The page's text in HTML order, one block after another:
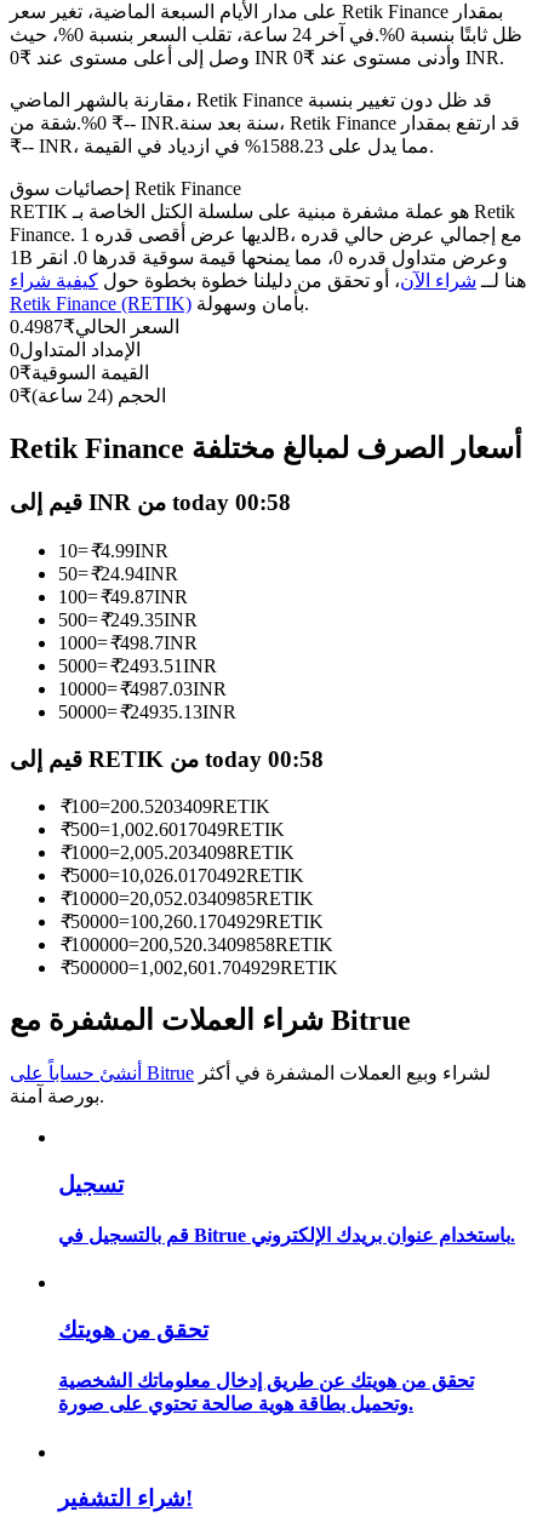
العقود الآجلة USDC
العقود الآجلة باستخدام USDC كضمان
نسخ التداول
انضم إلى أفضل المتداولين
كن متداول نسخ
استمتع بتقاسم الأرباح وعمولات نسخ التداول
معلومة
تحليل البيانات الضخمة بما في ذلك المعلومات التجارية، وما
إلى ذلك.
دليل المبتدئين للعقود الآجلة
على مدار الأيام السبعة الماضية، تغير سعر Retik Finance بمقدار
ظل ثابتًا بنسبة 0%.
في آخر 24 ساعة، تقلب السعر بنسبة 0%، حيث
وصل إلى أعلى مستوى عند ₹0 INR وأدنى مستوى عند ₹0 INR.
مقارنة بالشهر الماضي، Retik Finance قد ظل دون تغيير بنسبة
0%.شقة من ₹-- INR.سنة بعد سنة، Retik Finance قد ارتفع بمقدار
₹-- INR، مما يدل على 1588.23% في ازدياد في القيمة.
إحصائيات سوق Retik Finance
RETIK هو عملة مشفرة مبنية على سلسلة الكتل الخاصة بـ Retik
Finance. لديها عرض أقصى قدره 1B، مع إجمالي عرض حالي قدره
1B وعرض متداول قدره 0، مما يمنحها قيمة سوقية قدرها 0. انقر
هنا لــ شراء الآن، أو تحقق من دليلنا خطوة بخطوة حول كيفية شراء
Retik Finance (RETIK)
بأمان وسهولة.
السعر الحالي₹
0.4987
الإمداد المتداول0
القيمة السوقية₹
0
الحجم (24 ساعة)
₹
0
Retik Finance أسعار الصرف لمبالغ مختلفة
قيم إلى INR من today 00:58
10=₹4.99INR
50=₹24.94INR
100=₹49.87INR
500=₹249.35INR
1000=₹498.7INR
5000=₹2493.51INR
10000=₹4987.03INR
50000=₹24935.13INR
قيم إلى RETIK من today 00:58
₹100=200.5203409RETIK
₹500=1,002.6017049RETIK
₹1000=2,005.2034098RETIK
₹5000=10,026.0170492RETIK
₹10000=20,052.0340985RETIK
₹50000=100,260.1704929RETIK
₹100000=200,520.3409858RETIK
₹500000=1,002,601.704929RETIK
شراء العملات المشفرة مع Bitrue
أنشئ حساباً على Bitrue
بورصة آمنة.
تسجيل
قم بالتسجيل في Bitrue باستخدام عنوان بريدك الإلكتروني.
تحقق من هويتك
تحقق من هويتك عن طريق إدخال معلوماتك الشخصية
وتحميل بطاقة هوية صالحة تحتوي على صورة.
شراء التشفير!